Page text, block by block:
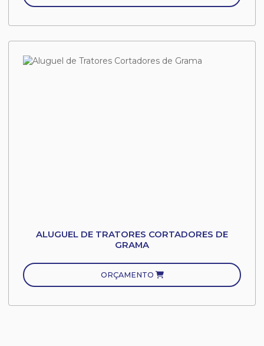
ALUGUEL DE TRATORES CORTADORES DE
GRAMA
ORÇAMENTO